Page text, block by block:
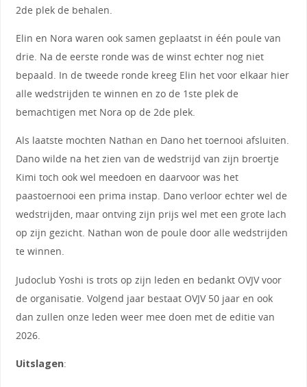
2de plek de behalen.
Elin en Nora waren ook samen geplaatst in één poule van
drie. Na de eerste ronde was de winst echter nog niet
bepaald. In de tweede ronde kreeg Elin het voor elkaar hier
alle wedstrijden te winnen en zo de 1ste plek de
bemachtigen met Nora op de 2de plek.
Als laatste mochten Nathan en Dano het toernooi afsluiten.
Dano wilde na het zien van de wedstrijd van zijn broertje
Kimi toch ook wel meedoen en daarvoor was het
paastoernooi een prima instap. Dano verloor echter wel de
wedstrijden, maar ontving zijn prijs wel met een grote lach
op zijn gezicht. Nathan won de poule door alle wedstrijden
te winnen.
Judoclub Yoshi is trots op zijn leden en bedankt OVJV voor
de organisatie. Volgend jaar bestaat OVJV 50 jaar en ook
dan zullen onze leden weer mee doen met de editie van
2026.
Uitslagen: